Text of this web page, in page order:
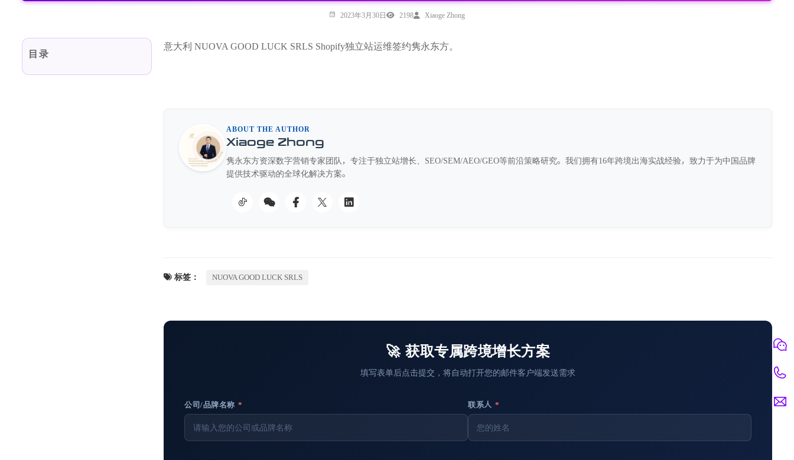
2023年3月30日 2198 Xiaoge Zhong
目录
意大利 NUOVA GOOD LUCK SRLS Shopify独立站运维签约隽永东方。
ABOUT THE AUTHOR
Xiaoge Zhong
隽永东方资深数字营销专家团队，专注于独立站增长、SEO/SEM/AEO/GEO等前沿策略研究。我们拥有16年跨境出海实战经验，致力于为中国品牌
提供技术驱动的全球化解决方案。
标签： NUOVA GOOD LUCK SRLS
🚀 获取专属跨境增长方案
填写表单后点击提交，将自动打开您的邮件客户端发送需求
公司/品牌名称 * 联系人 *